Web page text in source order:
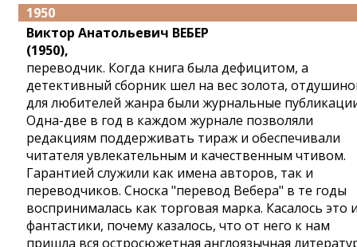
1950
Виктор Анатольевич ВЕБЕР
(1950),
переводчик. Когда книга была дефицитом, а
детективный сборник шел на вес золота,
для любителей жанра были журнальные
Одна-две в год в каждом журнале позволяли
редакциям поддерживать тираж и обеспечивали
читателя увлекательным и качественным чтивом.
Гарантией служили как имена авторов, так и
переводчиков. Сноска "перевод Вебера" в те годы
воспринималась как торговая марка. Касалось это
фантастики, почему казалось, что от него к нам
пришла вся остросюжетная англоязычная